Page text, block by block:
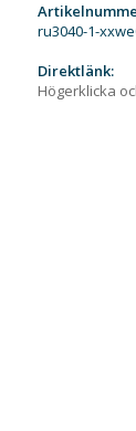
ru3040-1-
Direktlänk:
Högerklicka